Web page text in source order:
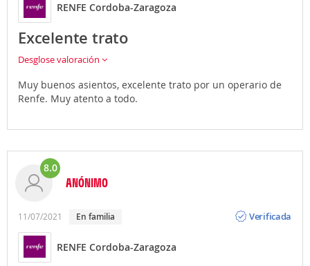
RENFE Cordoba-Zaragoza
Excelente trato
Desglose valoración
Muy buenos asientos, excelente trato por un operario de
Renfe. Muy atento a todo.
8.0
ANÓNIMO
11/07/2021 en familia
Verificada
RENFE Cordoba-Zaragoza